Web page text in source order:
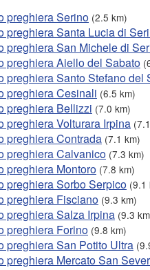
preghiera Serino (2.5 km)
preghiera Santa Lucia di
preghiera San Michele di
preghiera Aiello del Sabato
preghiera Santo Stefano del
preghiera Cesinali (6.5 km)
preghiera Bellizzi (7.0 km)
preghiera Volturara Irpina
preghiera Contrada (7.1 km)
preghiera Calvanico (7.3 km)
preghiera Montoro (7.8 km)
preghiera Sorbo Serpico (9.1
preghiera Fisciano (9.3 km)
preghiera Salza Irpina (9.3
preghiera Forino (9.8 km)
preghiera San Potito Ultra
preghiera Mercato San